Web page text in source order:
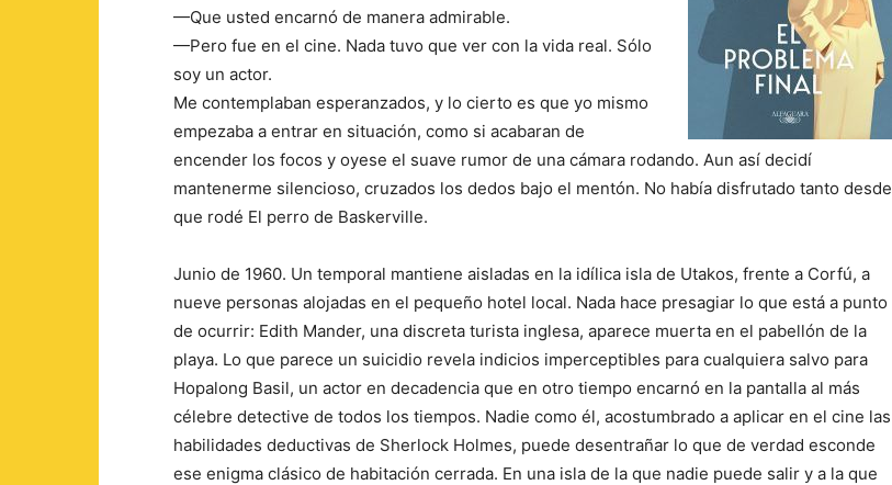
—Que usted encarnó de manera admirable.
—Pero fue en el cine. Nada tuvo que ver con la vida real. Sólo
soy un actor.
Me contemplaban esperanzados, y lo cierto es que yo mismo
empezaba a entrar en situación, como si acabaran de
encender los focos y oyese el suave rumor de una cámara rodando. Aun así decidí
mantenerme silencioso, cruzados los dedos bajo el mentón. No había disfrutado tanto desde
que rodé El perro de Baskerville.
Junio de 1960. Un temporal mantiene aisladas en la idílica isla de Utakos, frente a Corfú, a
nueve personas alojadas en el pequeño hotel local. Nada hace presagiar lo que está a punto
de ocurrir: Edith Mander, una discreta turista inglesa, aparece muerta en el pabellón de la
playa. Lo que parece un suicidio revela indicios imperceptibles para cualquiera salvo para
Hopalong Basil, un actor en decadencia que en otro tiempo encarnó en la pantalla al más
célebre detective de todos los tiempos. Nadie como él, acostumbrado a aplicar en el cine las
habilidades deductivas de Sherlock Holmes, puede desentrañar lo que de verdad esconde
ese enigma clásico de habitación cerrada. En una isla de la que nadie puede salir y a la que